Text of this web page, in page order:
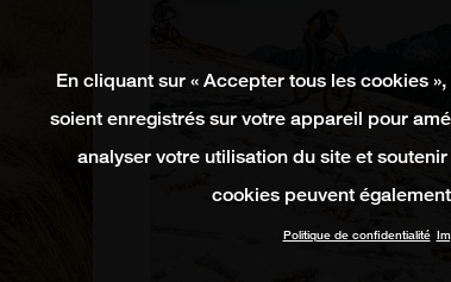
En cliquant sur « Accepter tous les cookies
soient enregistrés sur votre appareil pour
analyser votre utilisation du site et
cookies peuvent
Politique de confidentialité